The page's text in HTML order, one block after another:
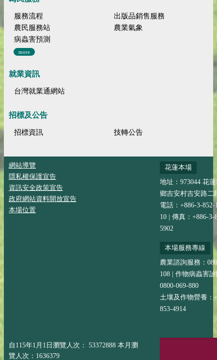
服務流程
出版品銷售服務
農民服務站
農業氣象
病蟲害預測
more
就業資訊
台灣就業通網站
招標及公告
招標資訊 技轉公告
網站導覽
隱私權保護宣告
資訊安全政策宣告
政府網站資料開放宣告
本場位置
花蓮本場
地址：973044 花
鄉吉安村吉安路二
電話：+886-3-852-
10 | 傳真：+886-3-
5902
本場服務專線
農業諮詢服務：
108 | 作物病蟲害
0800-069-880
土壤及作物營養：
853-4914
自115年1月1日瀏覽人次： 53372888 本月瀏
覽人次：1636379